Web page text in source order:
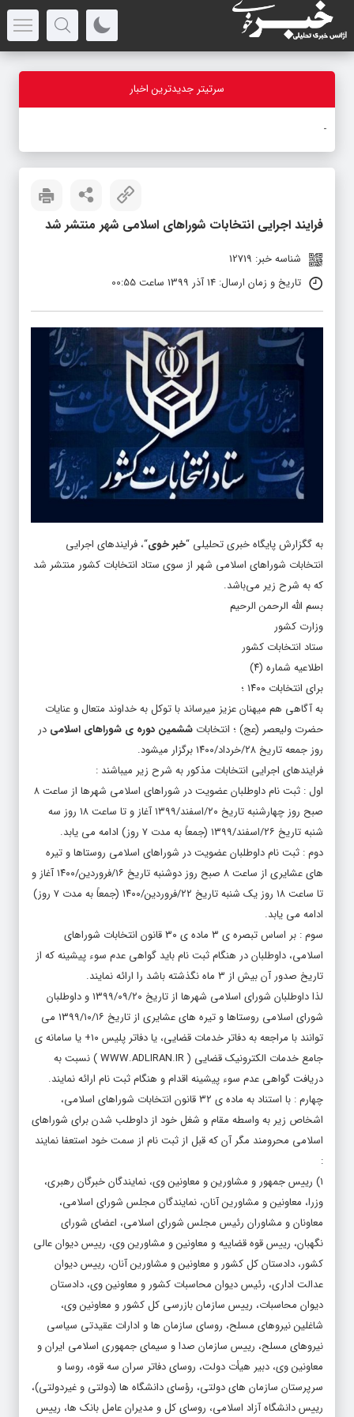
سرتیتر جدیدترین اخبار
باز
فرایند اجرایی انتخابات شوراهای اسلامی شهر منتشر شد
شناسه خبر: 12719
تاریخ و زمان ارسال: 14 آذر 1399 ساعت 00:55
به گگزارش پایگاه خبری تحلیلی “خبر خوی“، فرایندهای اجرایی
انتخابات شوراهای اسلامی شهر از سوی ستاد انتخابات کشور منتشر شد
که به شرح زیر می‌باشد.
بسم الله الرحمن الرحیم
وزارت کشور
ستاد انتخابات کشور
اطلاعیه شماره (۴)
برای انتخابات ۱۴۰۰ ؛
به آگاهی هم میهنان عزیز میرساند با توکل به خداوند متعال و عنایات
حضرت ولیعصر (عج) ؛ انتخابات ششمین دوره ی شوراهای اسلامی در
روز جمعه تاریخ ۲۸/خرداد/۱۴۰۰ برگزار میشود.
فرایندهای اجرایی انتخابات مذکور به شرح زیر میباشند :
اول : ثبت نام داوطلبان عضویت در شوراهای اسلامی شهرها از ساعت ۸
صبح روز چهارشنبه تاریخ ۲۰/اسفند/۱۳۹۹ آغاز و تا ساعت ۱۸ روز سه
شنبه تاریخ ۲۶/اسفند/۱۳۹۹ (جمعاً به مدت ۷ روز) ادامه می یابد.
دوم : ثبت نام داوطلبان عضویت در شوراهای اسلامی روستاها و تیره
های عشایری از ساعت ۸ صبح روز دوشنبه تاریخ ۱۶/فروردین/۱۴۰۰ آغاز و
تا ساعت ۱۸ روز یک شنبه تاریخ ۲۲/فروردین/۱۴۰۰ (جمعاً به مدت ۷ روز)
ادامه می یابد.
سوم : بر اساس تبصره ی ۳ ماده ی ۳۰ قانون انتخابات شوراهای
اسلامی، داوطلبان در هنگام ثبت نام باید گواهی عدم سوء پیشینه که از
تاریخ صدور آن بیش از ۳ ماه نگذشته باشد را ارائه نمایند.
لذا داوطلبان شورای اسلامی شهرها از تاریخ ۱۳۹۹/۰۹/۲۰ و داوطلبان
شورای اسلامی روستاها و تیره های عشایری از تاریخ ۱۳۹۹/۱۰/۱۶ می
توانند با مراجعه به دفاتر خدمات قضایی، یا دفاتر پلیس ۱۰+ یا سامانه ی
جامع خدمات الکترونیک قضایی ( WWW.ADLIRAN.IR ) نسبت به
دریافت گواهی عدم سوء پیشینه اقدام و هنگام ثبت نام ارائه نمایند.
چهارم : با استناد به ماده ی ۳۲ قانون انتخابات شوراهای اسلامی،
اشخاص زیر به واسطه مقام و شغل خود از داوطلب شدن برای شوراهای
اسلامی محرومند مگر آن که قبل از ثبت نام از سمت خود استعفا نمایند
:
۱) رییس جمهور و مشاورین و معاونین وی، نمایندگان خبرگان رهبری،
وزرا، معاونین و مشاورین آنان، نمایندگان مجلس شورای اسلامی،
معاونان و مشاوران رئیس مجلس شورای اسلامی، اعضای شورای
نگهبان، رییس قوه قضاییه و معاونین و مشاورین وی، رییس دیوان عالی
کشور، دادستان کل کشور و معاونین و مشاورین آنان، رییس دیوان
عدالت اداری، رئیس دیوان محاسبات کشور و معاونین وی، دادستان
دیوان محاسبات، رییس سازمان بازرسی کل کشور و معاونین وی،
شاغلین نیروهای مسلح، روسای سازمان ها و ادارات عقیدتی سیاسی
نیروهای مسلح، رییس سازمان صدا و سیمای جمهوری اسلامی ایران و
معاونین وی، دبیر هیأت دولت، روسای دفاتر سران سه قوه، روسا و
سرپرستان سازمان های دولتی، رؤسای دانشگاه ها (دولتی و غیردولتی)،
رییس دانشگاه آزاد اسلامی، روسای کل و مدیران عامل بانک ها، رییس